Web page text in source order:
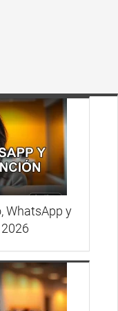
WhatsApp y